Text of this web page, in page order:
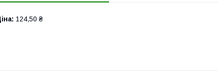
124,50 ₴